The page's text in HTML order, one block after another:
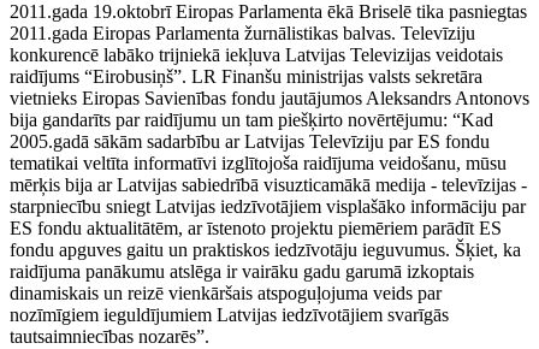
2011.gada 19.oktobrī Eiropas Parlamenta ēkā Briselē tika pasniegtas
2011.gada Eiropas Parlamenta žurnālistikas balvas. Televīziju
konkurencē labāko trijniekā iekļuva Latvijas Televizijas veidotais
raidījums “Eirobusiņš”. LR Finanšu ministrijas valsts sekretāra
vietnieks Eiropas Savienības fondu jautājumos Aleksandrs Antonovs
bija gandarīts par raidījumu un tam piešķirto novērtējumu: “Kad
2005.gadā sākām sadarbību ar Latvijas Televīziju par ES fondu
tematikai veltīta informatīvi izglītojoša raidījuma veidošanu, mūsu
mērķis bija ar Latvijas sabiedrībā visuzticamākā medija - televīzijas -
starpniecību sniegt Latvijas iedzīvotājiem visplašāko informāciju par
ES fondu aktualitātēm, ar īstenoto projektu piemēriem parādīt ES
fondu apguves gaitu un praktiskos iedzīvotāju ieguvumus. Šķiet, ka
raidījuma panākumu atslēga ir vairāku gadu garumā izkoptais
dinamiskais un reizē vienkāršais atspoguļojuma veids par
nozīmīgiem ieguldījumiem Latvijas iedzīvotājiem svarīgās
tautsaimniecības nozarēs”.